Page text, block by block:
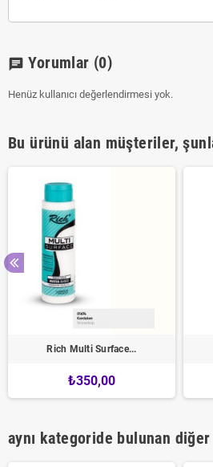
chat Yorumlar (0)
Henüz kullanıcı değerlendirmesi yok.
Bu ürünü alan müşteriler,
Rich Multi Surface...
₺350,00
aynı kategoride bulunan